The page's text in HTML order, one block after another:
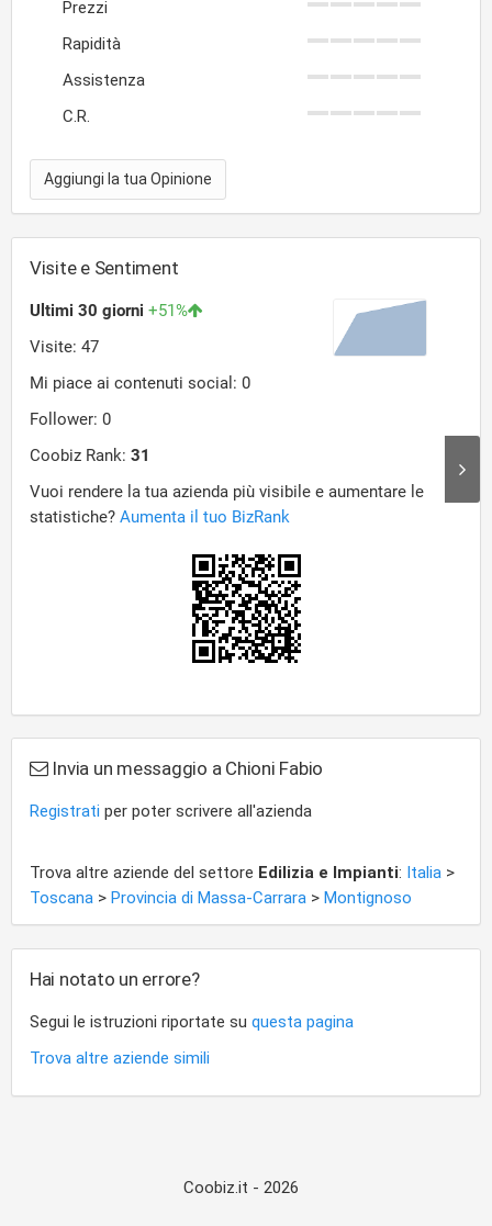
Prezzi
Rapidità
Assistenza
C.R.
Aggiungi la tua Opinione
Visite e Sentiment
Invia un messaggio a Chioni Fabio
Registrati per poter scrivere all'azienda
Trova altre aziende del settore Edilizia e Impianti: Italia >
Toscana > Provincia di Massa-Carrara > Montignoso
Hai notato un errore?
Segui le istruzioni riportate su questa pagina
Trova altre aziende simili
Coobiz.it - 2026